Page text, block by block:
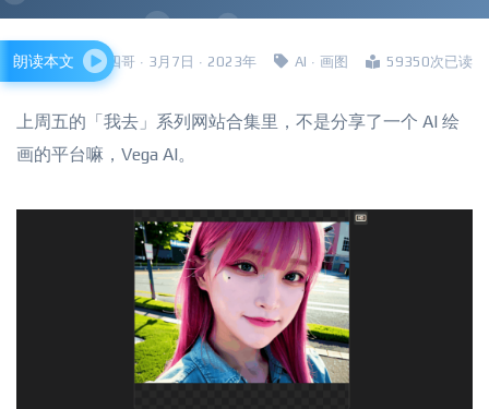
四哥 · 3月7日 · 2023年 AI · 画图 59350次已读
朗读本文
上周五的「我去」系列网站合集里，不是分享了一个 AI 绘
画的平台嘛，Vega AI。